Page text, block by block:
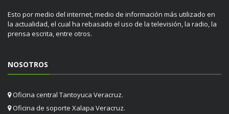
Esto por medio del internet, medio de información más utilizado en
la actualidad, el cual ha rebasado el uso de la televisión, la radio, la
prensa escrita, entre otros.
NOSOTROS
Oficina central Tantoyuca Veracruz.
Oficina de soporte Xalapa Veracruz.